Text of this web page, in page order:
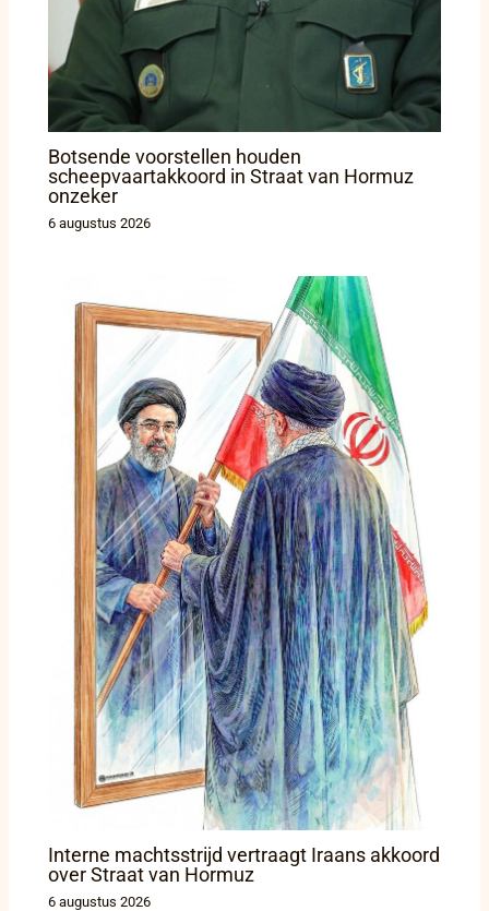
Botsende voorstellen houden
scheepvaartakkoord in Straat van Hormuz
onzeker
6 augustus 2026
Interne machtsstrijd vertraagt Iraans akkoord
over Straat van Hormuz
6 augustus 2026